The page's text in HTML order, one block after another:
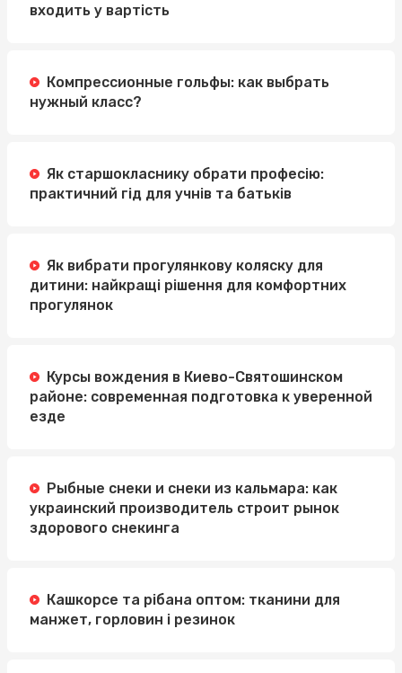
входить у вартість
Компрессионные гольфы: как выбрать
нужный класс?
Як старшокласнику обрати професію:
практичний гід для учнів та батьків
Як вибрати прогулянкову коляску для
дитини: найкращі рішення для комфортних
прогулянок
Курсы вождения в Киево-Святошинском
районе: современная подготовка к уверенной
езде
Рыбные снеки и снеки из кальмара: как
украинский производитель строит рынок
здорового снекинга
Кашкорсе та рібана оптом: тканини для
манжет, горловин і резинок